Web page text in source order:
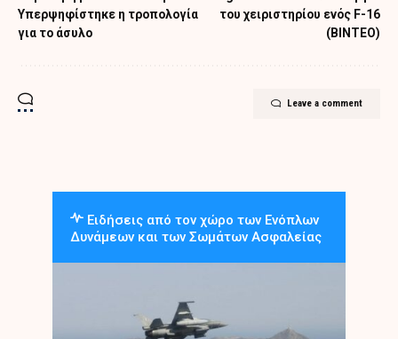
Υπερψηφίστηκε η τροπολογία
για το άσυλο
του χειριστηρίου ενός F-16
(ΒΙΝΤΕΟ)
Leave a comment
Ειδήσεις από τον χώρο των Ενόπλων
Δυνάμεων και των Σωμάτων Ασφαλείας